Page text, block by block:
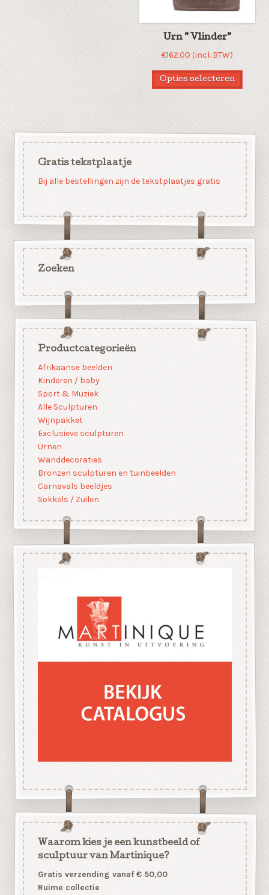
Urn ” Vlinder”
€162.00 (incl. BTW)
Opties selecteren
Gratis tekstplaatje
Bij alle bestellingen zijn de tekstplaatjes gratis
Zoeken
Productcategorieën
Afrikaanse beelden
Kinderen / baby
Sport & Muziek
Alle Sculpturen
Wijnpakket
Exclusieve sculpturen
Urnen
Wanddecoraties
Bronzen sculpturen en tuinbeelden
Carnavals beeldjes
Sokkels / Zuilen
Waarom kies je een kunstbeeld of
sculptuur van Martinique?
Gratis verzending vanaf € 50,00
Ruime collectie